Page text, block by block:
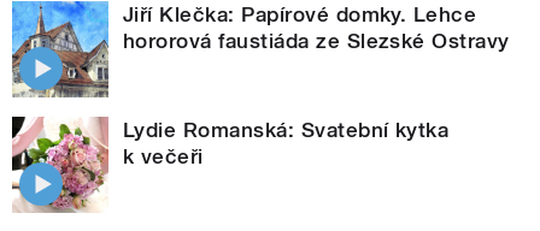
Jiří Klečka: Papírové domky. Lehce
hororová faustiáda ze Slezské Ostravy
Lydie Romanská: Svatební kytka
k večeři